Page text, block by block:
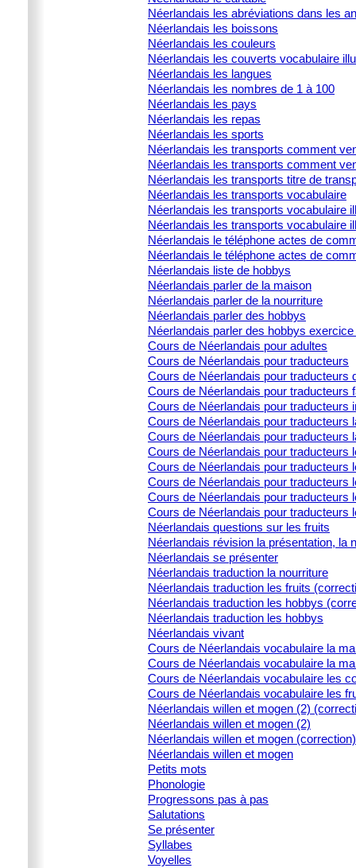
Néerlandais les abréviations dans les
Néerlandais les boissons
Néerlandais les couleurs
Néerlandais les couverts vocabulaire
Néerlandais les langues
Néerlandais les nombres de 1 à 100
Néerlandais les pays
Néerlandais les repas
Néerlandais les sports
Néerlandais les transports comment
Néerlandais les transports comment
Néerlandais les transports titre de
Néerlandais les transports vocabulaire
Néerlandais les transports vocabulaire
Néerlandais les transports vocabulaire
Néerlandais le téléphone actes de
Néerlandais le téléphone actes de
Néerlandais liste de hobbys
Néerlandais parler de la maison
Néerlandais parler de la nourriture
Néerlandais parler des hobbys
Néerlandais parler des hobbys
Cours de Néerlandais pour adultes
Cours de Néerlandais pour traducteurs
Cours de Néerlandais pour traducteurs
Cours de Néerlandais pour traducteurs
Cours de Néerlandais pour traducteurs
Cours de Néerlandais pour traducteurs
Cours de Néerlandais pour traducteurs
Cours de Néerlandais pour traducteurs
Cours de Néerlandais pour traducteurs
Cours de Néerlandais pour traducteurs
Cours de Néerlandais pour traducteurs
Cours de Néerlandais pour traducteurs
Néerlandais questions sur les fruits
Néerlandais révision la présentation, la
Néerlandais se présenter
Néerlandais traduction la nourriture
Néerlandais traduction les fruits
Néerlandais traduction les hobbys
Néerlandais traduction les hobbys
Néerlandais vivant
Cours de Néerlandais vocabulaire la
Cours de Néerlandais vocabulaire la
Cours de Néerlandais vocabulaire les
Cours de Néerlandais vocabulaire les
Néerlandais willen et mogen (2)
Néerlandais willen et mogen (2)
Néerlandais willen et mogen (correction)
Néerlandais willen et mogen
Petits mots
Phonologie
Progressons pas à pas
Salutations
Se présenter
Syllabes
Voyelles